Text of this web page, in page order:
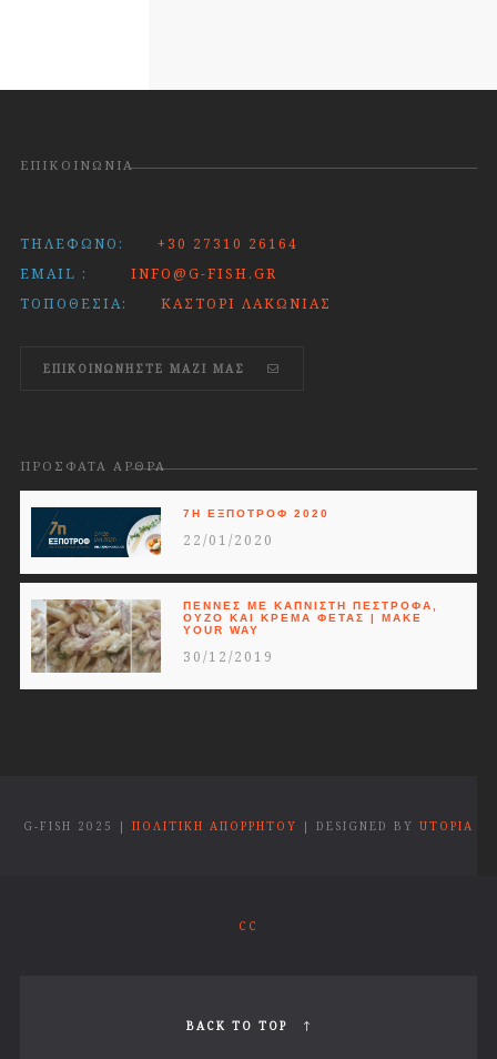
ΕΠΙΚΟΙΝΩΝΊΑ
ΤΗΛΈΦΩΝΟ:
+30 27310 26164
EMAIL :
INFO@G-FISH.GR
ΤΟΠΟΘΕΣΊΑ:
ΚΑΣΤΌΡΙ ΛΑΚΩΝΊΑΣ
ΕΠΙΚΟΙΝΩΝΗΣΤΕ ΜΑΖΊ ΜΑΣ
ΠΡΌΣΦΑΤΑ ΆΡΘΡΑ
7Η ΕΞΠΟΤΡΟΦ 2020
22/01/2020
ΠΈΝΝΕΣ ΜΕ ΚΑΠΝΙΣΤΉ ΠΈΣΤΡΟΦΑ,
ΟΎΖΟ ΚΑΙ ΚΡΈΜΑ ΦΈΤΑΣ | MAKE
YOUR WAY
30/12/2019
G-FISH 2025 | ΠΟΛΙΤΙΚΗ ΑΠΟΡΡΗΤΟΥ | DESIGNED BY UTOPIA
CC
BACK TO TOP